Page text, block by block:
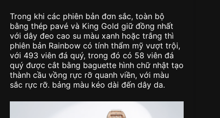
Trong khi các phiên bản đơn sắc, toàn bộ
bằng thép pavé và King Gold giữ đồng nhất
với dây đeo cao su màu xanh hoặc trắng thì
phiên bản Rainbow có tính thẩm mỹ vượt trội,
với 493 viên đá quý, trong đó có 58 viên đá
quý được cắt bằng baguette hình chữ nhật tạo
thành cầu vồng rực rỡ quanh viền, với màu
sắc rực rỡ. bảng màu kéo dài đến dây da.